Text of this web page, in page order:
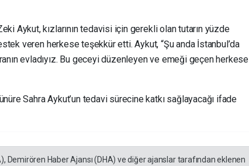
Aykut, kızlarının tedavisi için gerekli olan tutarın yüzde
veren herkese teşekkür etti. Aykut, “Şu anda İstanbul’da
evladıyız. Bu geceyi düzenleyen ve emeği geçen herkese
Sahra Aykut’un tedavi sürecine katkı sağlayacağı ifade
Demirören Haber Ajansı (DHA) ve diğer ajanslar tarafından eklenen